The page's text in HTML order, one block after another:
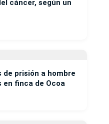
cáncer, según un
de prisión a hombre
en finca de Ocoa